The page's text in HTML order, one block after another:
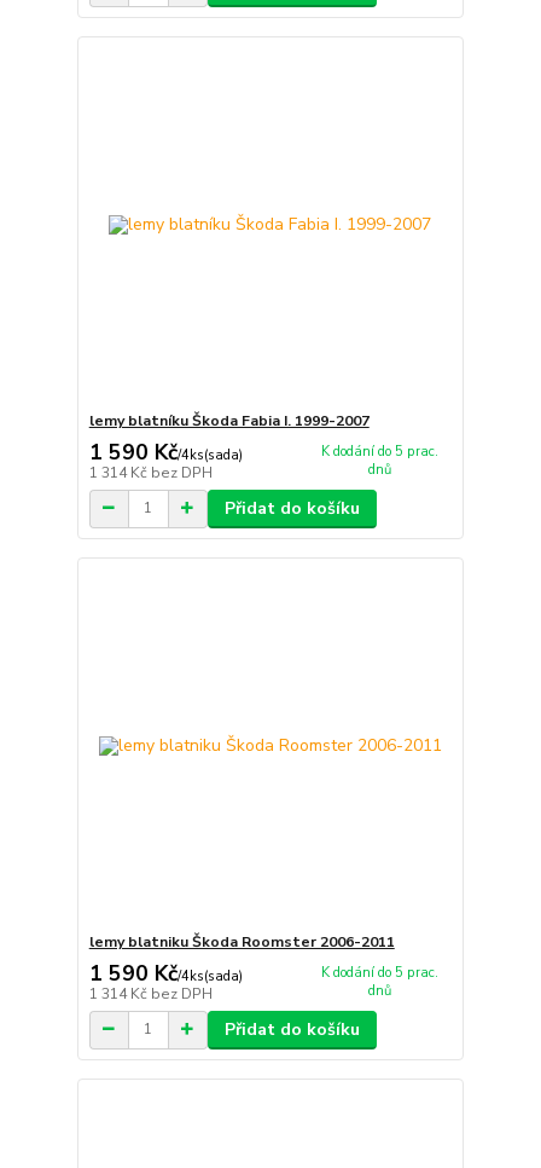
lemy blatníku Škoda Fabia I. 1999-2007
1 590 Kč/4ks(sada)
1 314 Kč bez DPH
K dodání do 5 prac.
dnů
Přidat do košíku
lemy blatniku Škoda Roomster 2006-2011
1 590 Kč/4ks(sada)
1 314 Kč bez DPH
K dodání do 5 prac.
dnů
Přidat do košíku